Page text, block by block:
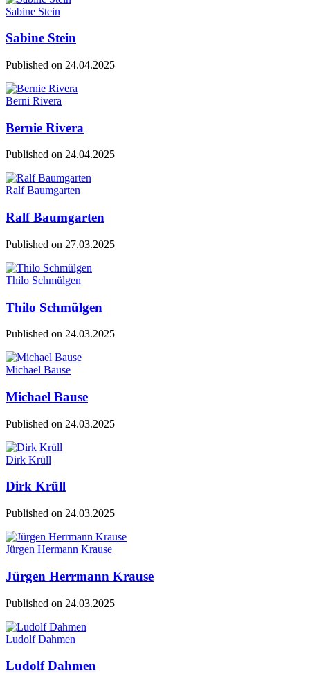
Sabine Stein
Sabine Stein
Published on 24.04.2025
Berni Rivera
Bernie Rivera
Published on 24.04.2025
Ralf Baumgarten
Ralf Baumgarten
Published on 27.03.2025
Thilo Schmülgen
Thilo Schmülgen
Published on 24.03.2025
Michael Bause
Michael Bause
Published on 24.03.2025
Dirk Krüll
Dirk Krüll
Published on 24.03.2025
Jürgen Hermann Krause
Jürgen Herrmann Krause
Published on 24.03.2025
Ludolf Dahmen
Ludolf Dahmen